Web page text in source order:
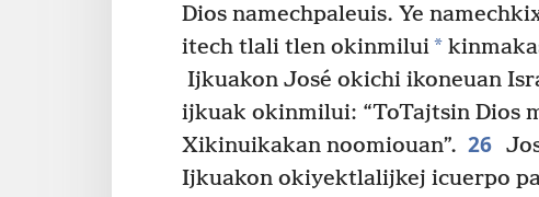
Dios namechpaleuis. Ye
itech tlali tlen okinmilui*
Ijkuakon José okichi ikoneuan
ijkuak okinmilui: “ToTajtsin Dios
Xikinuikakan noomiouan”. 26
Ijkuakon okiyektlalijkej icuerpo